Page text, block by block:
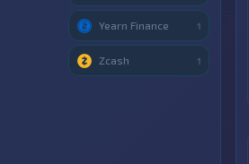
Yearn Finance 1
Zcash 1